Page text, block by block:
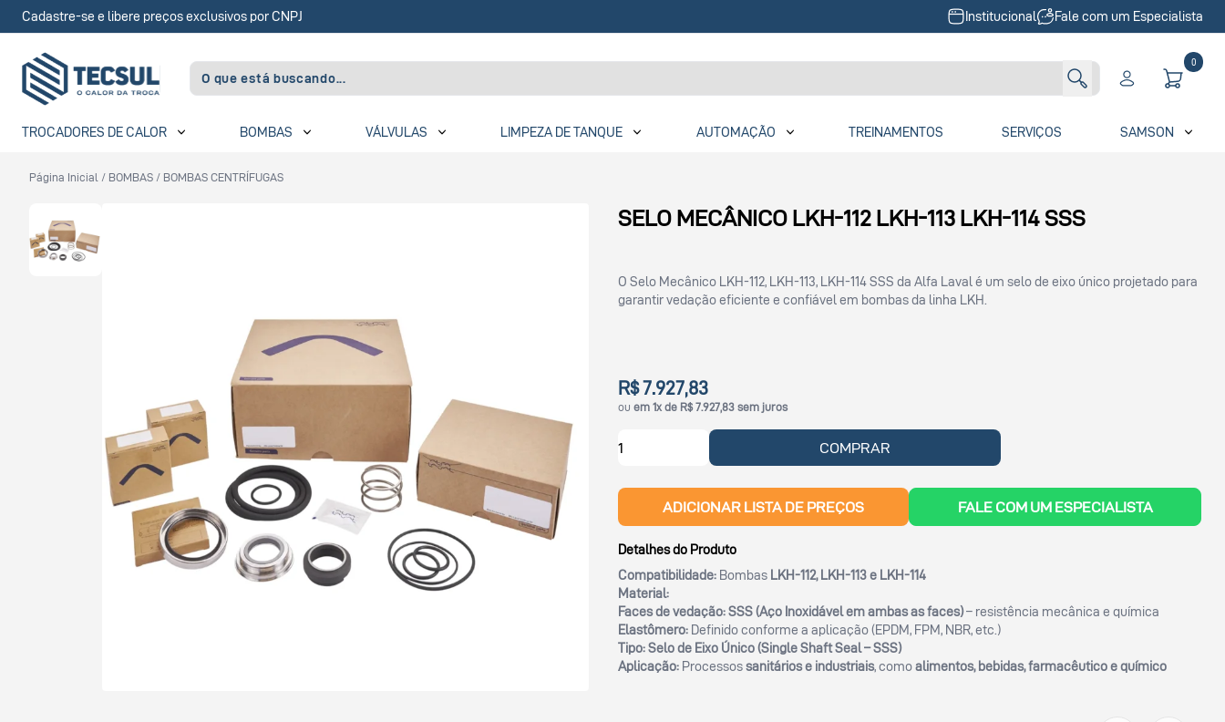
Cadastre-se e libere preços exclusivos por CNPJ Institucional Fale com um Especialista
0
TROCADORES DE CALOR BOMBAS VÁLVULAS LIMPEZA DE TANQUE AUTOMAÇÃO TREINAMENTOS SERVIÇOS SAMSON
Página Inicial / BOMBAS / BOMBAS CENTRÍFUGAS
SELO MECÂNICO LKH-112 LKH-113 LKH-114 SSS
O Selo Mecânico LKH-112, LKH-113, LKH-114 SSS da Alfa Laval é um selo de eixo único projetado para
garantir vedação eficiente e confiável em bombas da linha LKH.
R$ 7.927,83
ouem 1x de R$ 7.927,83 sem juros
COMPRAR
ADICIONAR LISTA DE PREÇOS FALE COM UM ESPECIALISTA
Detalhes do Produto
Compatibilidade: Bombas LKH-112, LKH-113 e LKH-114
Material:
Faces de vedação:SSS (Aço Inoxidável em ambas as faces)– resistência mecânica e química
Elastômero: Definido conforme a aplicação (EPDM, FPM, NBR, etc.)
Tipo:Selo de Eixo Único (Single Shaft Seal – SSS)
Aplicação: Processossanitários e industriais, comoalimentos, bebidas, farmacêutico e químico